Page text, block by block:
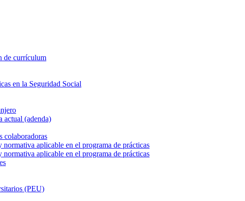
de currículum
en la Seguridad Social
actual (adenda)
colaboradoras
normativa aplicable en el programa de prácticas
normativa aplicable en el programa de prácticas
(PEU)